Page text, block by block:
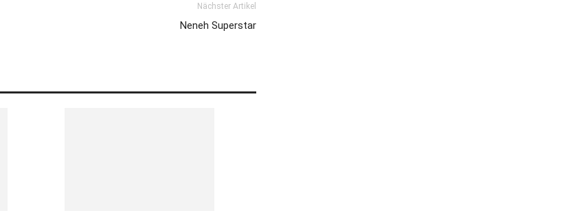
Nächster Artikel
Neneh Superstar